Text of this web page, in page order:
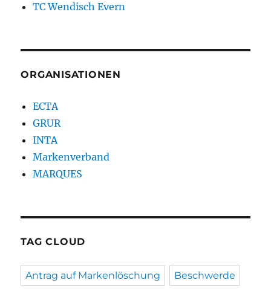
TC Wendisch Evern
ORGANISATIONEN
ECTA
GRUR
INTA
Markenverband
MARQUES
TAG CLOUD
Antrag auf Markenlöschung Beschwerde